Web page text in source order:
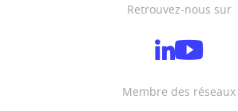
Retrouvez-nous sur
Membre des réseaux